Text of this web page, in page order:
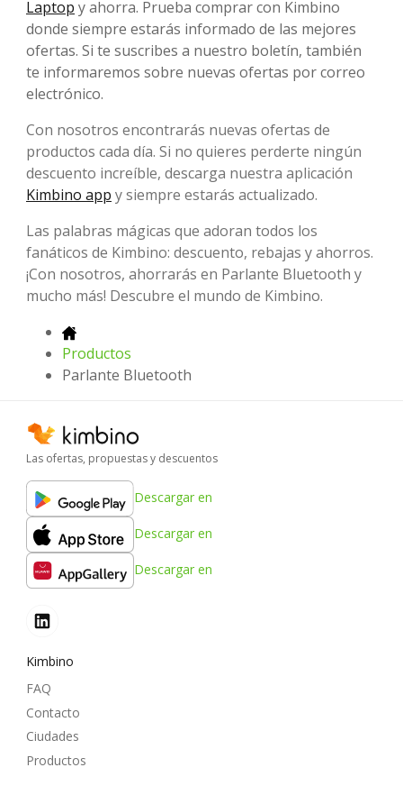
Laptop y ahorra. Prueba comprar con Kimbino
donde siempre estarás informado de las mejores
ofertas. Si te suscribes a nuestro boletín, también
te informaremos sobre nuevas ofertas por correo
electrónico.
Con nosotros encontrarás nuevas ofertas de
productos cada día. Si no quieres perderte ningún
descuento increíble, descarga nuestra aplicación
Kimbino app y siempre estarás actualizado.
Las palabras mágicas que adoran todos los
fanáticos de Kimbino: descuento, rebajas y ahorros.
¡Con nosotros, ahorrarás en Parlante Bluetooth y
mucho más! Descubre el mundo de Kimbino.
Productos
Parlante Bluetooth
Las ofertas, propuestas y descuentos
Descargar en
Descargar en
Descargar en
Kimbino
FAQ
Contacto
Ciudades
Productos